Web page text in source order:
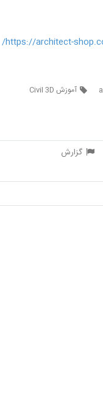
https://architect-
آموزش Civil 3D
گزارش